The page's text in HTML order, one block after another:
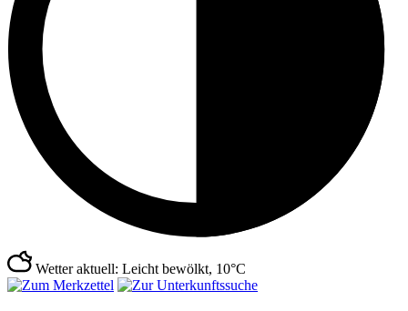
Wetter aktuell: Leicht bewölkt, 10°C